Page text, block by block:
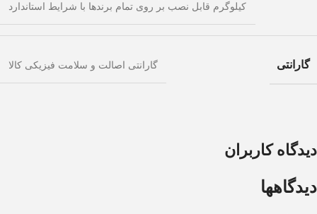
کیلوگرم قابل نصب بر روی تمام برندها با شرایط استاندارد
گارانتی گارانتی اصالت و سلامت فیزیکی کالا
دیدگاه کاربران
دیدگاهها